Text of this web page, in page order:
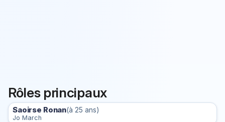
Rôles principaux
Saoirse Ronan(à 25 ans)
Jo March